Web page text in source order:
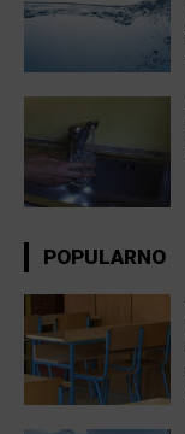
POPULARNO